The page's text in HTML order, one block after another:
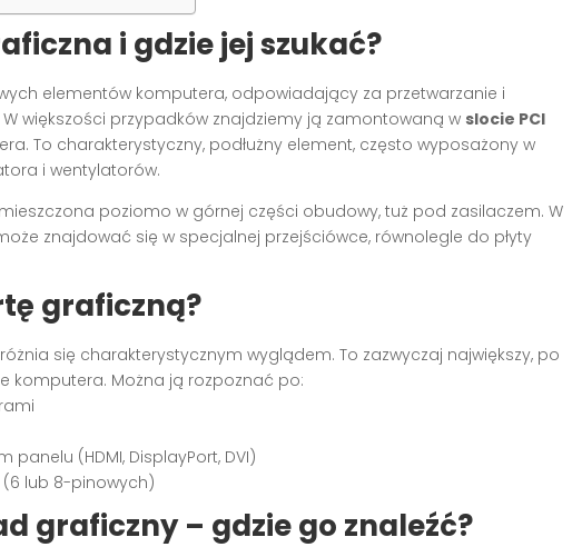
i gdzie jej szukać?
elementów komputera, odpowiadający za przetwarzanie i
większości przypadków znajdziemy ją zamontowaną w slocie PCI
To charakterystyczny, podłużny element, często wyposażony w
i wentylatorów.
poziomo w górnej części obudowy, tuż pod zasilaczem. W
znajdować się w specjalnej przejściówce, równolegle do płyty
graficzną?
się charakterystycznym wyglądem. To zazwyczaj największy, po
komputera. Można ją rozpoznać po:
(HDMI, DisplayPort, DVI)
(6 lub 8-pinowych)
graficzny – gdzie go znaleźć?